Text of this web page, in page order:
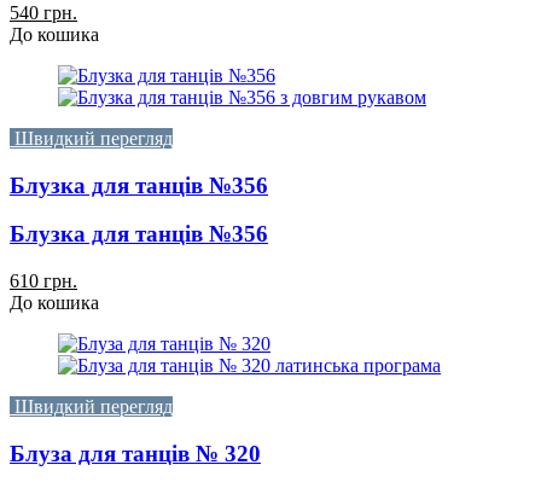
540 грн.
До кошика
Швидкий перегляд
Блузка для танців №356
Блузка для танців №356
610 грн.
До кошика
Швидкий перегляд
Блуза для танців № 320